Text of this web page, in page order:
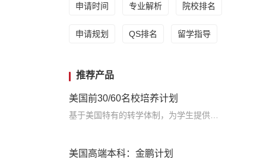
申请时间 专业解析 院校排名
申请规划 QS排名 留学指导
推荐产品
美国前30/60名校培养计划
美国高端本科：金鹏计划